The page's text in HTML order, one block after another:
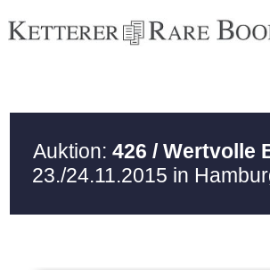
Auktion: 426 / Wertvolle
23./24.11.2015 in